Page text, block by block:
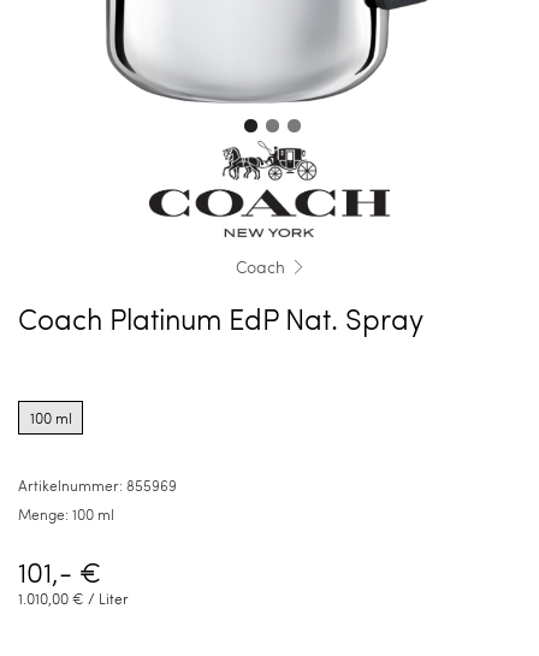
Coach
Coach Platinum EdP Nat. Spray
options
for
100 ml
Artikelnummer: 855969
Menge: 100 ml
101,- €
1.010,00 € / Liter